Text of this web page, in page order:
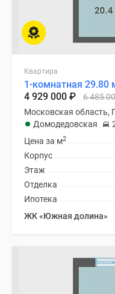
Квартира
1-комнатная 29.80
4 929 000 ₽ 6 485
Московская область,
Домодедовская
Цена за м2
Корпус
Этаж
Отделка
Ипотека
ЖК «Южная долина»